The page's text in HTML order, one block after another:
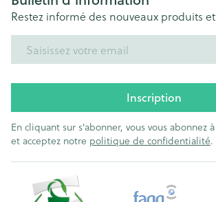
Restez informé des nouveaux produits
Inscription
En cliquant sur s'abonner, vous vous abonnez
et acceptez notre politique de confidentialité.